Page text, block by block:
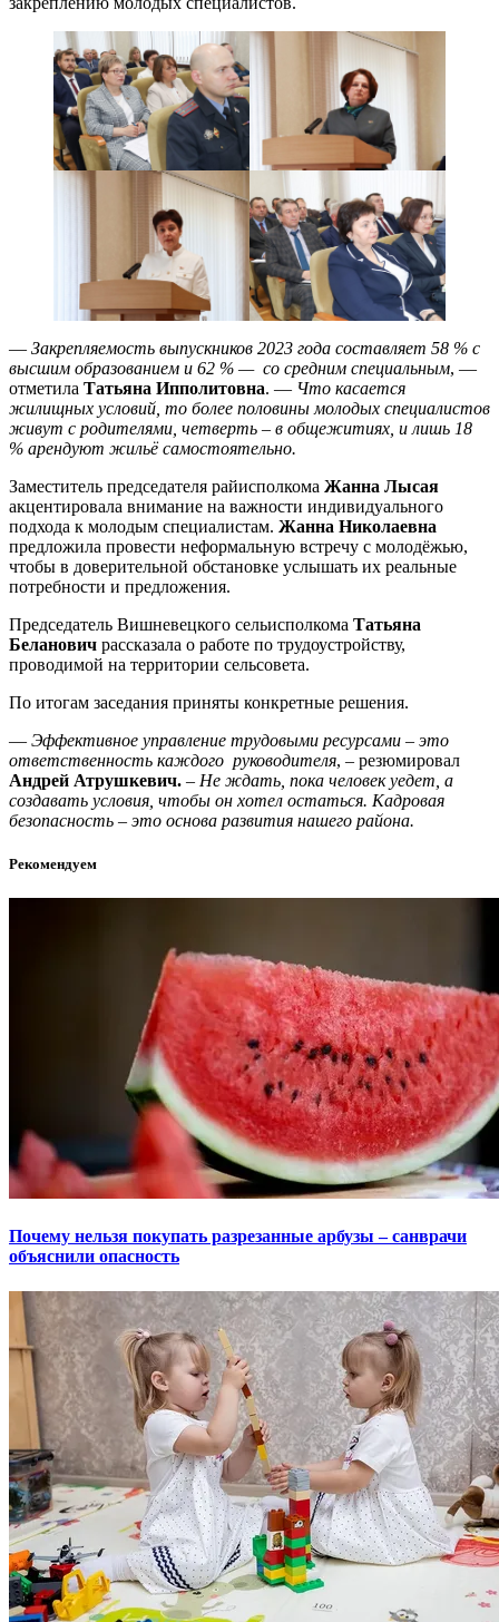
— Закрепляемость выпускников 2023 года составляет 58 % с
высшим образованием и 62 % — со средним специальным, —
отметила Татьяна Ипполитовна. — Что касается
жилищных условий, то более половины молодых специалистов
живут с родителями, четверть – в общежитиях, и лишь 18
% арендуют жильё самостоятельно.
Заместитель председателя райисполкома Жанна Лысая
акцентировала внимание на важности индивидуального
подхода к молодым специалистам. Жанна Николаевна
предложила провести неформальную встречу с молодёжью,
чтобы в доверительной обстановке услышать их реальные
потребности и предложения.
Председатель Вишневецкого сельисполкома Татьяна
Беланович рассказала о работе по трудоустройству,
проводимой на территории сельсовета.
По итогам заседания приняты конкретные решения.
— Эффективное управление трудовыми ресурсами – это
ответственность каждого руководителя, – резюмировал
Андрей Атрушкевич. – Не ждать, пока человек уедет, а
создавать условия, чтобы он хотел остаться. Кадровая
безопасность – это основа развития нашего района.
Рекомендуем
Почему нельзя покупать разрезанные арбузы – санврачи
объяснили опасность